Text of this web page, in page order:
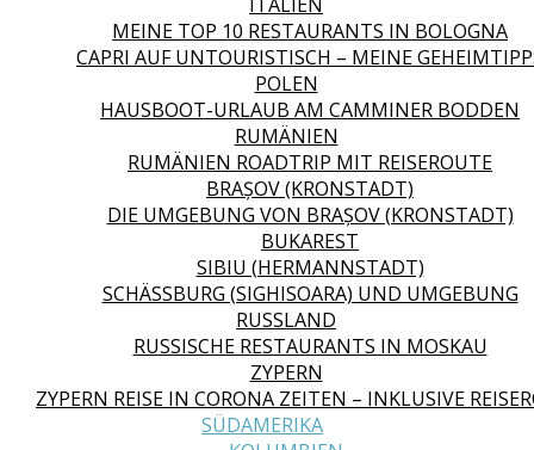
MEINE TOP 10 RESTAURANTS IN BOLOGNA
CAPRI AUF UNTOURISTISCH – MEINE
POLEN
HAUSBOOT-URLAUB AM CAMMINER BODDEN
RUMÄNIEN
RUMÄNIEN ROADTRIP MIT REISEROUTE
BRAȘOV (KRONSTADT)
DIE UMGEBUNG VON BRAȘOV (KRONSTADT)
BUKAREST
SIBIU (HERMANNSTADT)
SCHÄSSBURG (SIGHISOARA) UND UMGEBUNG
RUSSLAND
RUSSISCHE RESTAURANTS IN MOSKAU
ZYPERN
ZYPERN REISE IN CORONA ZEITEN – INKLUSIVE
SÜDAMERIKA